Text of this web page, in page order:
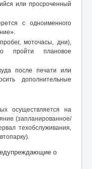
или просроченный
с одноименного
моточасы, дни),
пройти плановое
после печати или
дополнительные
осуществляется на
(запланированное/
техобслуживания,
о